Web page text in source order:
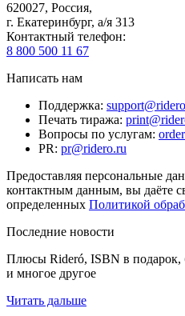
620027, Россия,
г. Екатеринбург, а/я 313
Контактный телефон:
8 800 500 11 67
Написать нам
Поддержка:
Печать тиража:
Вопросы по услугам:
PR: pr@ridero.ru
Предоставляя персональные
контактным данным, вы даёте
определенных Политикой
Последние новости
Плюсы Rideró, ISBN в подарок,
и многое другое
Читать дальше